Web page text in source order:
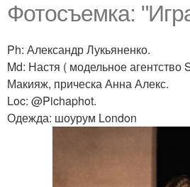
Фотосъемка:
Ph: Александр Лукьяненко.
Md: Настя ( модельное агентство
Макияж, прическа Анна Алекс.
Loc: @Pichaphot.
Одежда: шоурум London